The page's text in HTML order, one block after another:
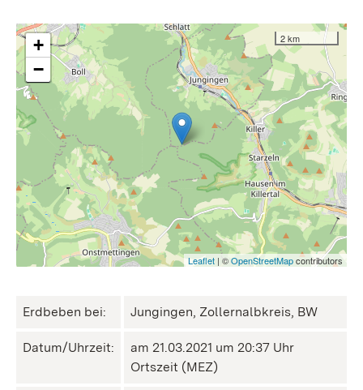
+
−
2 km
Leaflet | ©OpenStreetMapcontributors
Erdbeben bei: Jungingen, Zollernalbkreis, BW
Datum/Uhrzeit:
am 21.03.2021 um 20:37 Uhr
Ortszeit (MEZ)